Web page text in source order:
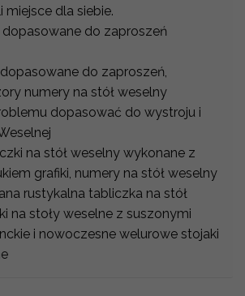
miejsce dla siebie.
dopasowane do zaproszeń
do zaproszeń,
numery na stół weselny
dopasować do wystroju i
na stół weselny wykonane z
grafiki, numery na stół weselny
rustykalna tabliczka na stół
na stoły weselne z suszonymi
i nowoczesne welurowe stojaki